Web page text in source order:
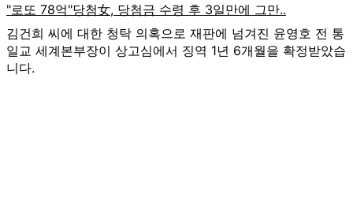
김건희 씨에 대한 청탁 의혹으로 재판에 넘겨진 윤영호 전 통
일교 세계본부장이 상고심에서 징역 1년 6개월을 확정받았습
니다.